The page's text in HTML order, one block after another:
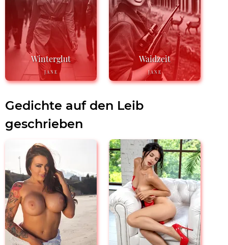
Winterglut
JANE
Waidzeit
JANE
Gedichte auf den Leib
geschrieben